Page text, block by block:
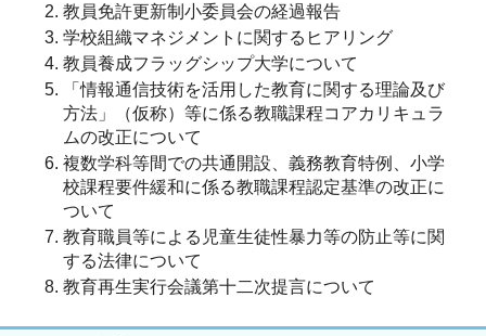
教員免許更新制小委員会の経過報告
学校組織マネジメントに関するヒアリング
教員養成フラッグシップ大学について
「情報通信技術を活用した教育に関する理論及び
方法」（仮称）等に係る教職課程コアカリキュラ
ムの改正について
複数学科等間での共通開設、義務教育特例、小学
校課程要件緩和に係る教職課程認定基準の改正に
ついて
教育職員等による児童生徒性暴力等の防止等に関
する法律について
教育再生実行会議第十二次提言について